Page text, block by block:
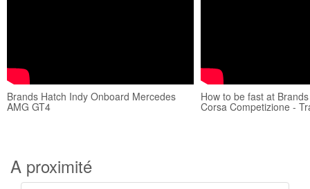
Brands Hatch Indy Onboard Mercedes
AMG GT4
How to be fast at
Corsa Competizione -
A proximité